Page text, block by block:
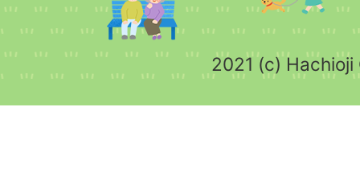
2021 (c) Hachioji